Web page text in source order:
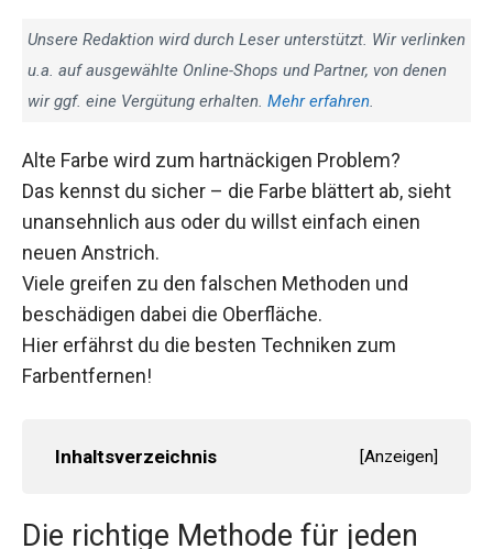
Unsere Redaktion wird durch Leser unterstützt. Wir verlinken
u.a. auf ausgewählte Online-Shops und Partner, von denen
wir ggf. eine Vergütung erhalten. Mehr erfahren.
Alte Farbe wird zum hartnäckigen Problem?
Das kennst du sicher – die Farbe blättert ab, sieht
unansehnlich aus oder du willst einfach einen
neuen Anstrich.
Viele greifen zu den falschen Methoden und
beschädigen dabei die Oberfläche.
Hier erfährst du die besten Techniken zum
Farbentfernen!
Inhaltsverzeichnis [Anzeigen]
Die richtige Methode für jeden